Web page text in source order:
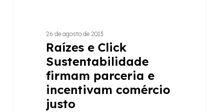
26 de agosto de 2013
Raízes e Click
Sustentabilidade
firmam parceria e
incentivam comércio
justo